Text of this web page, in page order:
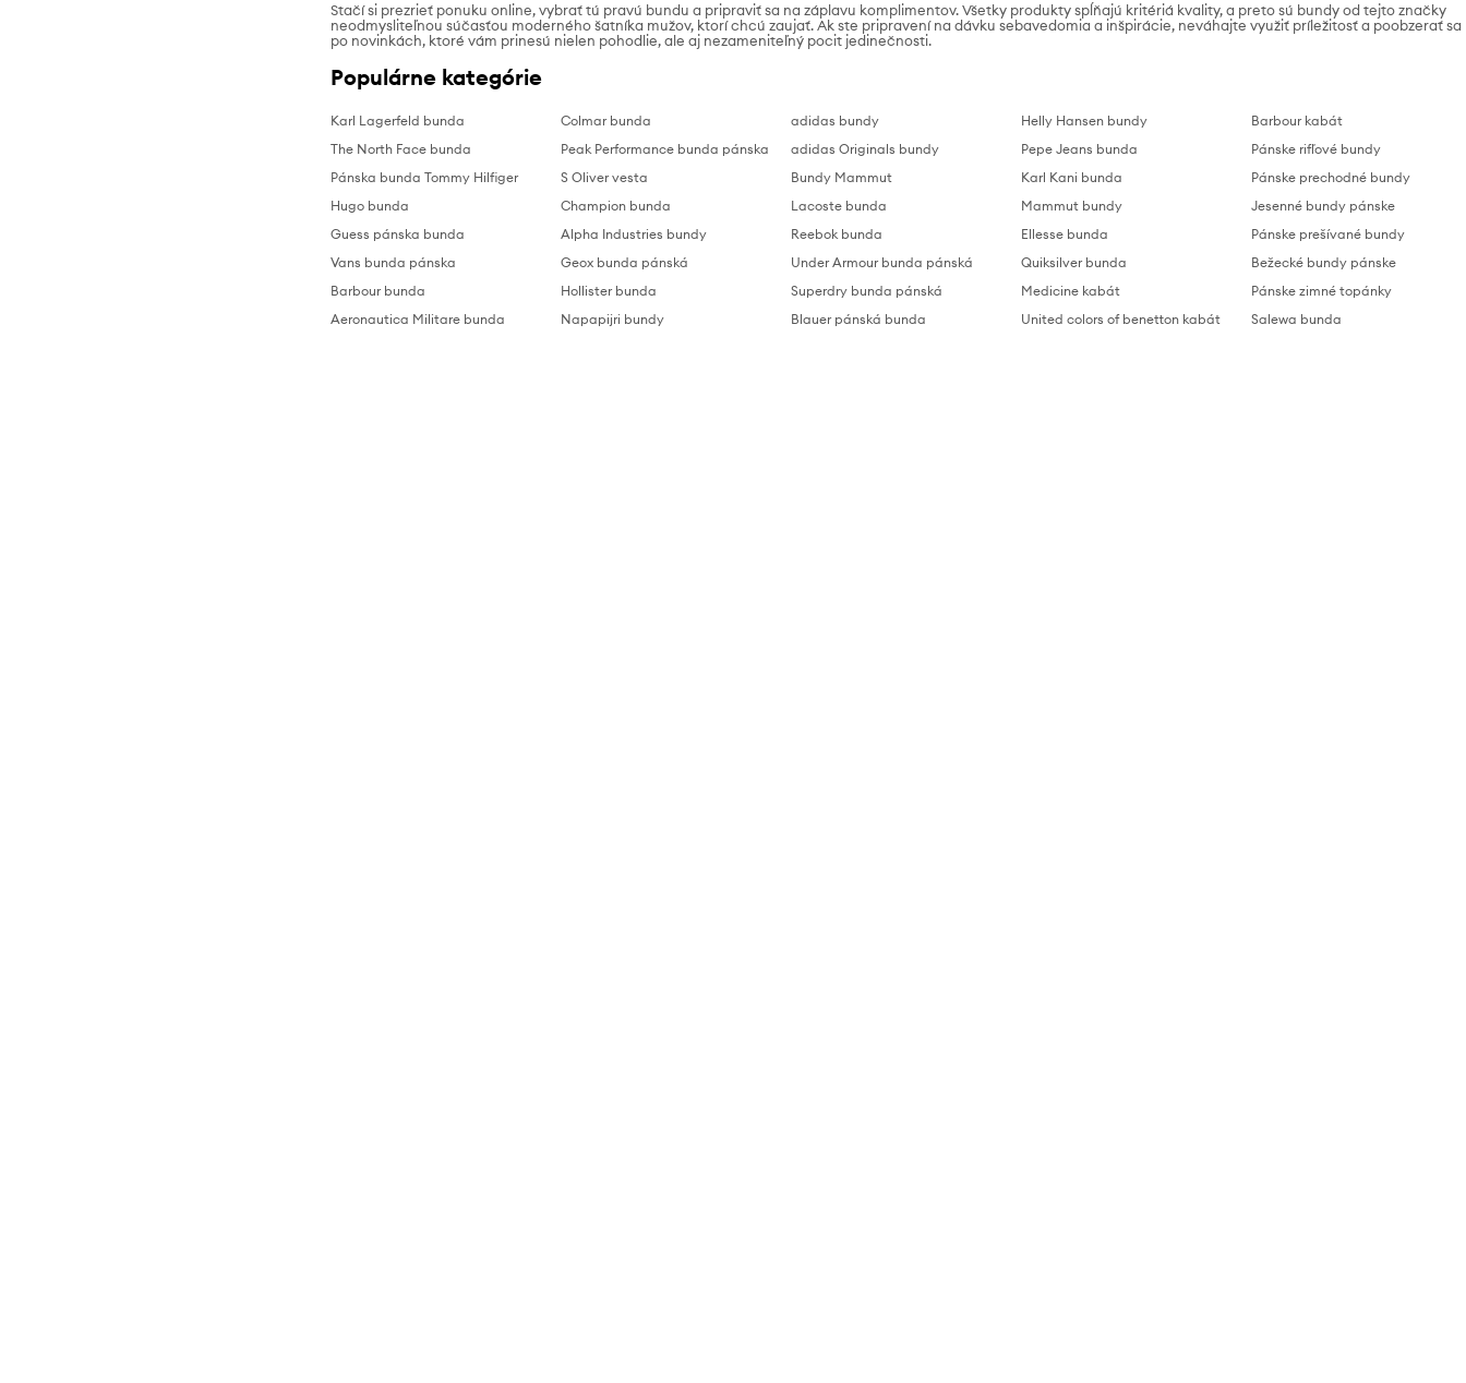
Stačí si prezrieť ponuku online, vybrať tú pravú bundu a pripraviť sa na záplavu komplimentov. Všetky produkty spĺňajú kritériá kvality, a preto sú bundy od tejto značky
neodmysliteľnou súčasťou moderného šatníka mužov, ktorí chcú zaujať. Ak ste pripravení na dávku sebavedomia a inšpirácie, neváhajte využiť príležitosť a poobzerať sa
po novinkách, ktoré vám prinesú nielen pohodlie, ale aj nezameniteľný pocit jedinečnosti.
Populárne kategórie
Karl Lagerfeld bunda
The North Face bunda
Pánska bunda Tommy Hilfiger
Hugo bunda
Guess pánska bunda
Vans bunda pánska
Barbour bunda
Aeronautica Militare bunda
Colmar bunda
Peak Performance bunda pánska
S Oliver vesta
Champion bunda
Alpha Industries bundy
Geox bunda pánská
Hollister bunda
Napapijri bundy
adidas bundy
adidas Originals bundy
Bundy Mammut
Lacoste bunda
Reebok bunda
Under Armour bunda pánská
Superdry bunda pánská
Blauer pánská bunda
Helly Hansen bundy
Pepe Jeans bunda
Karl Kani bunda
Mammut bundy
Ellesse bunda
Quiksilver bunda
Medicine kabát
United colors of benetton kabát
Barbour kabát
Pánske rifľové bundy
Pánske prechodné bundy
Jesenné bundy pánske
Pánske prešívané bundy
Bežecké bundy pánske
Pánske zimné topánky
Salewa bunda